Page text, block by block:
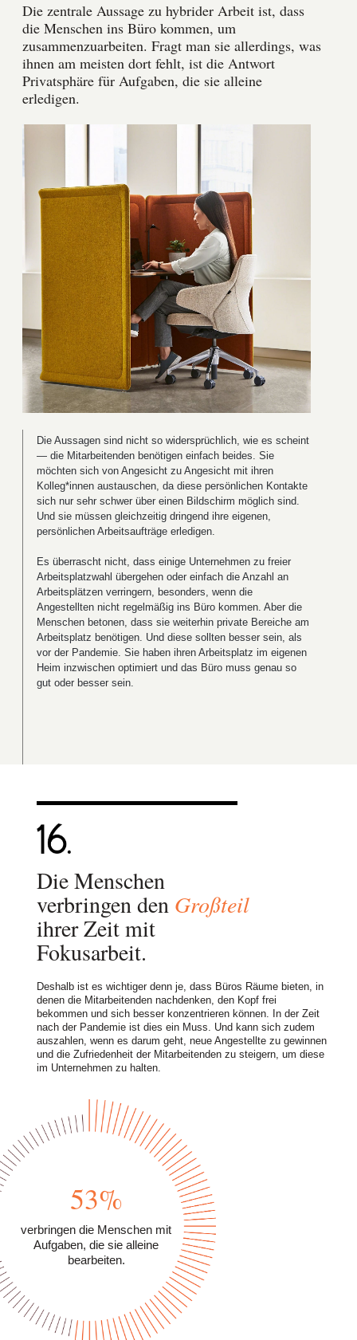
Die zentrale Aussage zu hybrider Arbeit ist, dass
die Menschen ins Büro kommen, um
zusammenzuarbeiten. Fragt man sie allerdings, was
ihnen am meisten dort fehlt, ist die Antwort
Privatsphäre für Aufgaben, die sie alleine
erledigen.
Die Aussagen sind nicht so widersprüchlich, wie es scheint
— die Mitarbeitenden benötigen einfach beides. Sie
möchten sich von Angesicht zu Angesicht mit ihren
Kolleg*innen austauschen, da diese persönlichen Kontakte
sich nur sehr schwer über einen Bildschirm möglich sind.
Und sie müssen gleichzeitig dringend ihre eigenen,
persönlichen Arbeitsaufträge erledigen.
Es überrascht nicht, dass einige Unternehmen zu freier
Arbeitsplatzwahl übergehen oder einfach die Anzahl an
Arbeitsplätzen verringern, besonders, wenn die
Angestellten nicht regelmäßig ins Büro kommen. Aber die
Menschen betonen, dass sie weiterhin private Bereiche am
Arbeitsplatz benötigen. Und diese sollten besser sein, als
vor der Pandemie. Sie haben ihren Arbeitsplatz im eigenen
Heim inzwischen optimiert und das Büro muss genau so
gut oder besser sein.
53%
verbringen die Menschen mit
Aufgaben, die sie alleine
bearbeiten.
Die Menschen
verbringen den Großteil
ihrer Zeit mit
Fokusarbeit.
Deshalb ist es wichtiger denn je, dass Büros Räume bieten, in
denen die Mitarbeitenden nachdenken, den Kopf frei
bekommen und sich besser konzentrieren können. In der Zeit
nach der Pandemie ist dies ein Muss. Und kann sich zudem
auszahlen, wenn es darum geht, neue Angestellte zu gewinnen
und die Zufriedenheit der Mitarbeitenden zu steigern, um diese
im Unternehmen zu halten.